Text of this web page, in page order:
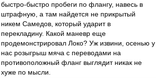
быстро-быстро пробеги по флангу, навесь в
штрафную, а там найдется не прикрытый
никем Самедов, который ударит в
перекладину. Какой маневр еще
продемонстрировал Локо? Уж извини, осенью у
нас розыгрыш мяча с переводами на
противоположный фланг выглядит никак не
хуже по мысли.